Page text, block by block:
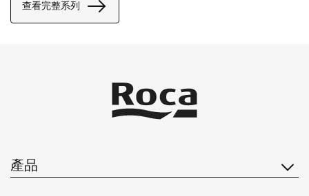
查看完整系列
產品